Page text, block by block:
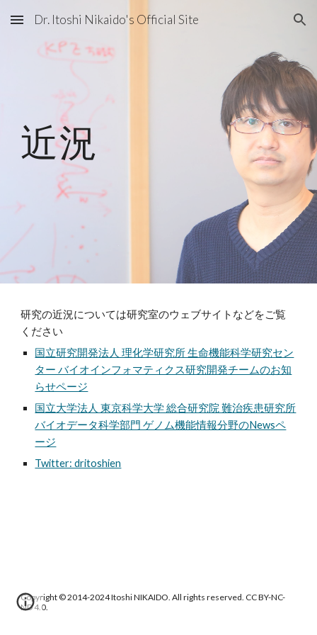
Skip to main content Skip to navigation
Dr. Itoshi Nikaido's Official Site
近況
研究の近況については研究室のウェブサイトなどをご覧
ください
国立研究開発法人 理化学研究所 生命機能科学研究セン
ター バイオインフォマティクス研究開発チームのお知
らせページ
国立大学法人 東京科学大学 総合研究院 難治疾患研究所
バイオデータ科学部門 ゲノム機能情報分野のNewsペ
ージ
Twitter: dritoshien
Copyright © 2014-2024 Itoshi NIKAIDO. All rights reserved. CC BY-NC-
ND 4.0.